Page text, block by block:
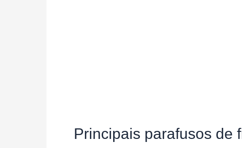
Principais parafusos de